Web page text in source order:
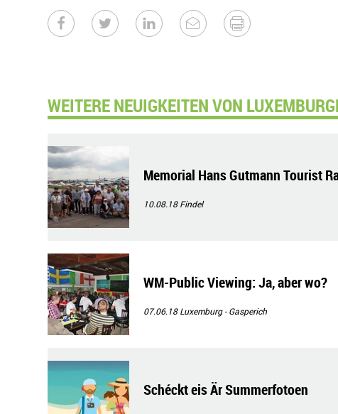
WEITERE NEUIGKEITEN VON
Memorial Hans Gutmann Tourist
10.08.18Findel
WM-Public Viewing: Ja, aber wo?
07.06.18Luxemburg - Gasperich
Schéckt eis Är Summerfotoen